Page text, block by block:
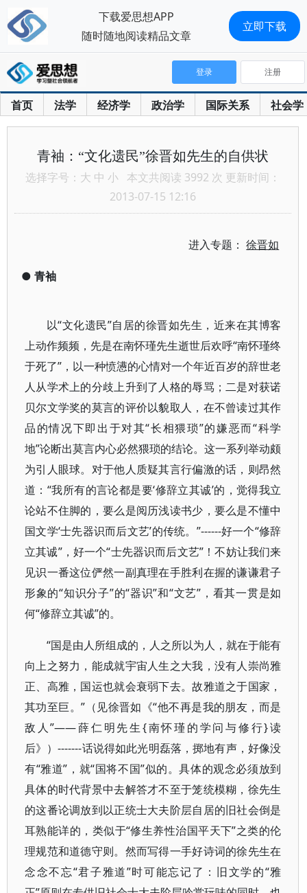
首页 法学 经济学 政治学 国际关系 社会学
登录 注册
青袖：“文化遗民”徐晋如先生的自供状
选择字号： 大 中 小 本文共阅读 3992 次 更新时间：
2013-07-15 12:16
进入专题：徐晋如
● 青袖
以“文化遗民”自居的徐晋如先生，近来在其博客
上动作频频，先是在南怀瑾先生逝世后欢呼“南怀瑾终
于死了”，以一种愤懑的心情对一个年近百岁的辞世老
人从学术上的分歧上升到了人格的辱骂；二是对获诺
贝尔文学奖的莫言的评价以貌取人，在不曾读过其作
品的情况下即出于对其“长相猥琐”的嫌恶而“科学
地”论断出莫言内心必然猥琐的结论。这一系列举动颇
为引人眼球。对于他人质疑其言行偏激的话，则昂然
道：“我所有的言论都是要‘修辞立其诚’的，觉得我立
论站不住脚的，要么是阅历浅读书少，要么是不懂中
国文学‘士先器识而后文艺’的传统。”------好一个“修辞
立其诚”，好一个“士先器识而后文艺”！不妨让我们来
见识一番这位俨然一副真理在手胜利在握的谦谦君子
形象的“知识分子”的“器识”和“文艺”，看其一贯是如
何“修辞立其诚”的。
“国是由人所组成的，人之所以为人，就在于能有
向上之努力，能成就宇宙人生之大我，没有人崇尚雅
正、高雅，国运也就会衰弱下去。故雅道之于国家，
其功至巨。”（见徐晋如《“他不再是我的朋友，而是
敌人”——薛仁明先生{南怀瑾的学问与修行}读
后》）-------话说得如此光明磊落，掷地有声，好像没
有“雅道”，就“国将不国”似的。具体的观念必须放到
具体的时代背景中去解答才不至于笼统模糊，徐先生
的这番论调放到以正统士大夫阶层自居的旧社会倒是
耳熟能详的，类似于“修生养性治国平天下”之类的伦
理规范和道德守则。然而写得一手好诗词的徐先生在
念念不忘“君子雅道”时可能忘记了：旧文学的“雅
下载爱思想APP
随时随地阅读精品文章
立即下载